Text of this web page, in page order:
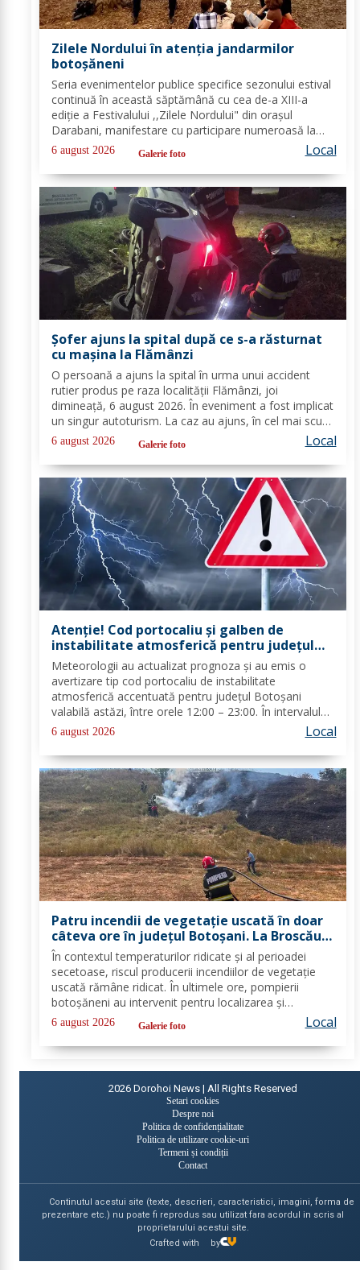
Zilele Nordului în atenția jandarmilor
botoșăneni
Seria evenimentelor publice specifice sezonului estival
continuă în această săptămână cu cea de-a XIII-a
ediție a Festivalului ,,Zilele Nordului" din orașul
Darabani, manifestare cu participare numeroasă la
care Inspectoratul de Jandarmi Județean Botoșani, în
cooperare cu partenerii instituționali,...
6 august 2026 Galerie foto Local
Șofer ajuns la spital după ce s-a răsturnat
cu mașina la Flămânzi
O persoană a ajuns la spital în urma unui accident
rutier produs pe raza localității Flămânzi, joi
dimineață, 6 august 2026. În eveniment a fost implicat
un singur autoturism. La caz au ajuns, în cel mai scurt
timp, pompierii din cadrul Punctului de Lucru Flămânzi,
cu o autospecială de stingere și...
6 august 2026 Galerie foto Local
Atenție! Cod portocaliu și galben de
instabilitate atmosferică pentru județul
Botoșani
Meteorologii au actualizat prognoza și au emis o
avertizare tip cod portocaliu de instabilitate
atmosferică accentuată pentru județul Botoșani
valabilă astăzi, între orele 12:00 – 23:00. În intervalul
menționat vor fi perioade cu instabilitate atmosferică
accentuată ce se va manifesta prin...
6 august 2026 Local
Patru incendii de vegetație uscată în doar
câteva ore în județul Botoșani. La Broscăuți
a ars un hectar de vegetație
În contextul temperaturilor ridicate și al perioadei
secetoase, riscul producerii incendiilor de vegetație
uscată rămâne ridicat. În ultimele ore, pompierii
botoșăneni au intervenit pentru localizarea și
lichidarea a patru incendii de vegetație uscată,
produse în următoarele localități: Broscăuți –...
6 august 2026 Galerie foto Local
2026 Dorohoi News | All Rights Reserved
Setari cookies
Despre noi
Politica de confidențialitate
Politica de utilizare cookie-uri
Termeni și condiții
Contact
Continutul acestui site (texte, descrieri, caracteristici, imagini, forma de
prezentare etc.) nu poate fi reprodus sau utilizat fara acordul in scris al
proprietarului acestui site.
Crafted with
by